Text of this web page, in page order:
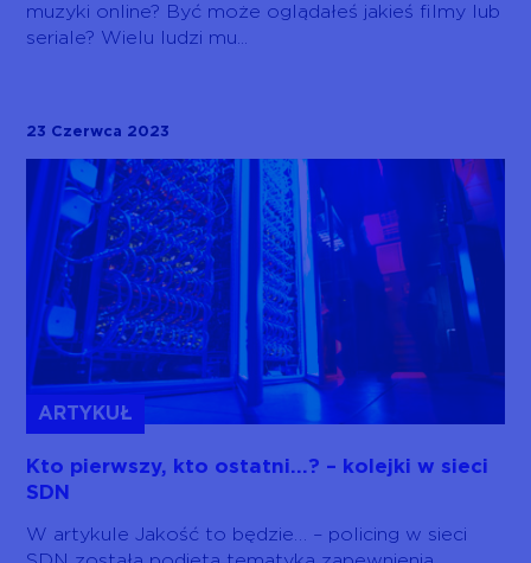
muzyki online? Być może oglądałeś jakieś filmy lub
seriale? Wielu ludzi mu...
23 Czerwca 2023
ARTYKUŁ
Kto pierwszy, kto ostatni…? – kolejki w sieci
SDN
W artykule Jakość to będzie… – policing w sieci